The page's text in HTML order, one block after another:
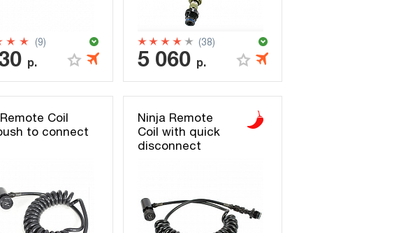
(9)
р.
(38)
5 060 р.
Coil
to connect
Ninja Remote
Coil with quick
disconnect